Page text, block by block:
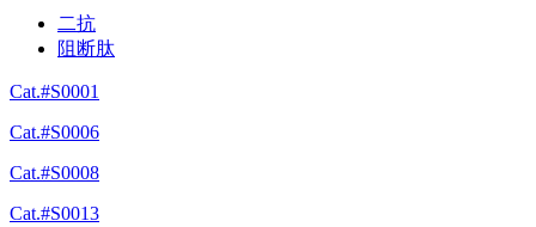
二抗
阻断肽
Cat.#S0001
Cat.#S0006
Cat.#S0008
Cat.#S0013